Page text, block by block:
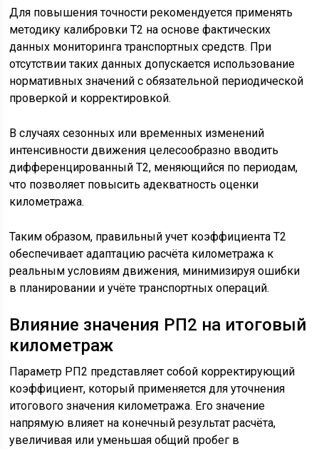
Для повышения точности рекомендуется применять
методику калибровки Т2 на основе фактических
данных мониторинга транспортных средств. При
отсутствии таких данных допускается использование
нормативных значений с обязательной периодической
проверкой и корректировкой.
В случаях сезонных или временных изменений
интенсивности движения целесообразно вводить
дифференцированный Т2, меняющийся по периодам,
что позволяет повысить адекватность оценки
километража.
Таким образом, правильный учет коэффициента Т2
обеспечивает адаптацию расчёта километража к
реальным условиям движения, минимизируя ошибки
в планировании и учёте транспортных операций.
Влияние значения РП2 на итоговый
километраж
Параметр РП2 представляет собой корректирующий
коэффициент, который применяется для уточнения
итогового значения километража. Его значение
напрямую влияет на конечный результат расчёта,
увеличивая или уменьшая общий пробег в